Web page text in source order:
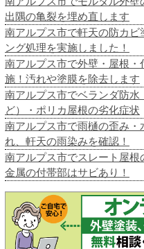
出隅の亀裂を埋め直します
南アルプス市で軒天の防カビ
ング処理を実施しました！
南アルプス市で外壁・屋根
施！汚れや塗膜を除去します
南アルプス市でベランダ防
ど）・ポリカ屋根の劣化症状
南アルプス市で雨樋の歪み・
れ、軒天の雨染みを確認！
南アルプス市でスレート屋根
金属の付帯部はサビあり！